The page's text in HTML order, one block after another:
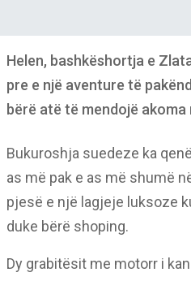
Helen, bashkëshortja e
pre e një aventure të
bërë atë të mendojë akoma
Bukuroshja suedeze ka
as më pak e as më shumë
pjesë e një lagjeje luksoze
duke bërë shoping.
Dy grabitësit me motorr i